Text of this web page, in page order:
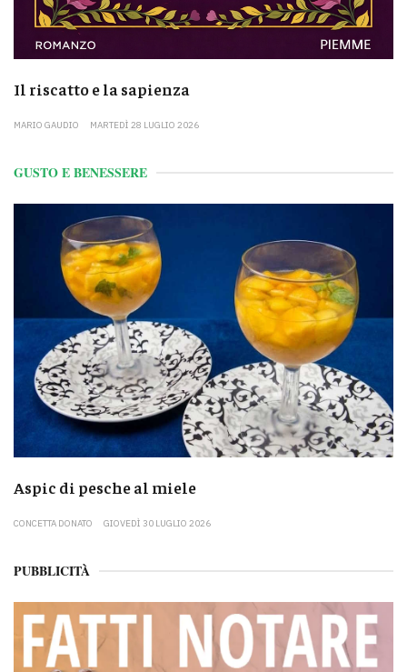
Il riscatto e la sapienza
MARIO GAUDIO MARTEDÌ 28 LUGLIO 2026
GUSTO E BENESSERE
Aspic di pesche al miele
CONCETTA DONATO GIOVEDÌ 30 LUGLIO 2026
PUBBLICITÀ